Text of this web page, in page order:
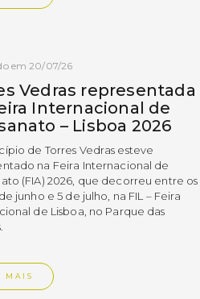
em 20/07/26
Vedras representada
Internacional de
– Lisboa 2026
de Torres Vedras esteve
na Feira Internacional de
(FIA) 2026, que decorreu entre os
junho e 5 de julho, na FIL – Feira
de Lisboa, no Parque das
MAIS